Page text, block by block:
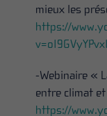
mieux les
https://
-Webinaire «
entre climat
https://